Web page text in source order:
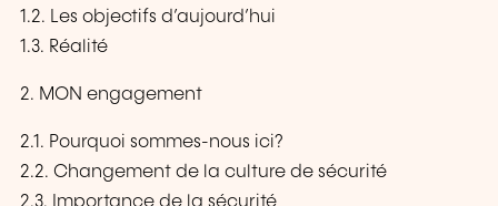
1.2. Les objectifs d’aujourd’hui
1.3. Réalité
2. MON engagement
2.1. Pourquoi sommes-nous ici?
2.2. Changement de la culture de sécurité